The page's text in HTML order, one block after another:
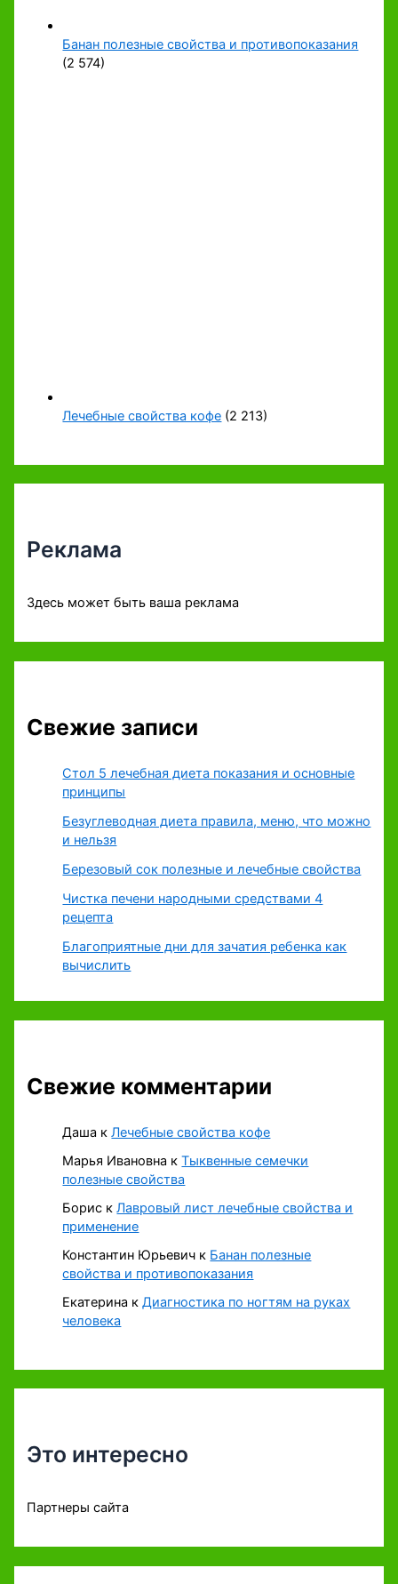
Банан полезные свойства и противопоказания
(2 574)
Лечебные свойства кофе (2 213)
Реклама
Здесь может быть ваша реклама
Свежие записи
Стол 5 лечебная диета показания и основные
принципы
Безуглеводная диета правила, меню, что можно
и нельзя
Березовый сок полезные и лечебные свойства
Чистка печени народными средствами 4
рецепта
Благоприятные дни для зачатия ребенка как
вычислить
Свежие комментарии
Даша кЛечебные свойства кофе
Марья Ивановна кТыквенные семечки
полезные свойства
Борис кЛавровый лист лечебные свойства и
применение
Константин Юрьевич к Банан полезные
свойства и противопоказания
Екатерина кДиагностика по ногтям на руках
человека
Это интересно
Партнеры сайта